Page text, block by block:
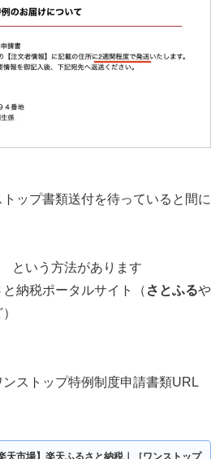
ップ書類送付を待っていると間に
という方法があります
納税ポータルサイト（ さとふるや
ストップ特例制度申請書類URL